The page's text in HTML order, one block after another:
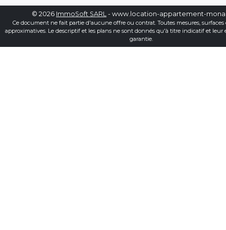
© 2026 ImmoSoft SARL - www.location-appartement-
Ce document ne fait partie d'aucune offre ou contrat. Toutes mesures, surfaces
approximatives. Le descriptif et les plans ne sont donnés qu'à titre indicatif et leur
garantie.